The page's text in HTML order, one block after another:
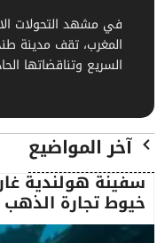
في مشهد التحولات
المغرب، تقف مدينة
السريع وتناقضاتها
آخر المواضيع
سفينة هولندية
خيوط تجارة الذهب